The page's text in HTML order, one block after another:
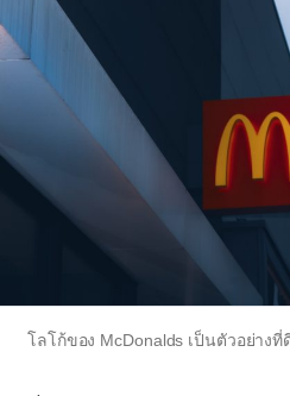
โลโก้ของ McDonalds เป็นตัวอย่าง